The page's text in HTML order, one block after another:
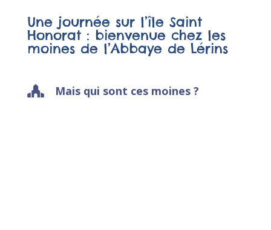
Une journée sur l’île Saint
Honorat : bienvenue chez les
moines de l’Abbaye de Lérins
Mais qui sont ces moines ?